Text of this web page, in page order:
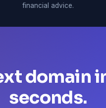
financial advice.
domain
seconds.